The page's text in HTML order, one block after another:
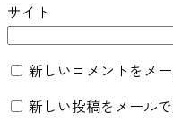
サイト
新しいコメントをメ
新しい投稿をメール